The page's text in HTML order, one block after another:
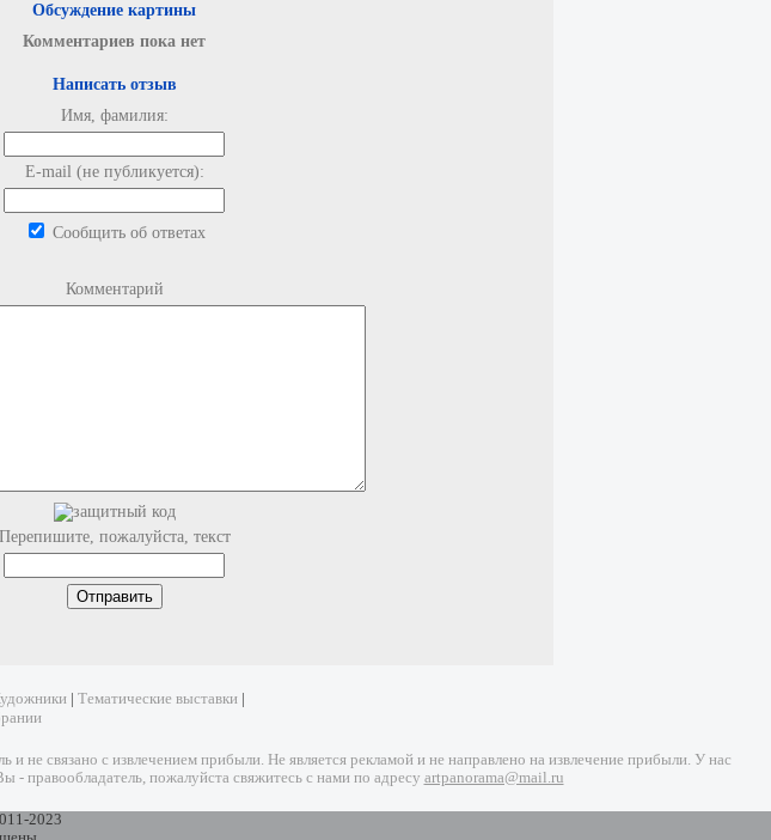
Обсуждение картины
Комментариев пока нет
Написать отзыв
Имя, фамилия:
E-mail (не публикуется):
Сообщить об ответах
Комментарий
Перепишите, пожалуйста, текст
Тематические выставки
связано с извлечением прибыли. Не является рекламой и не направлено на извлечение прибыли. У нас
- правообладатель, пожалуйста свяжитесь с нами по адресу artpanorama@mail.ru
2023